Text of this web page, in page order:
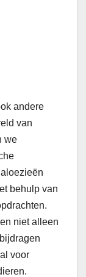
andere
van
we
behulp van
niet alleen
voor